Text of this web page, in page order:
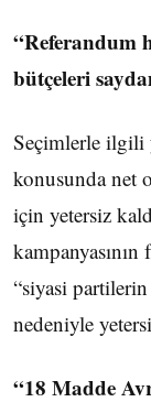
“Referandum
bütçeleri
Seçimlerle ilgili
konusunda net
için yetersiz
“siyasi partilerin
nedeniyle
“18 Madde